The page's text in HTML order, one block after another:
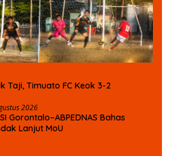
Taji, Timuato FC Keok 3-2
2026
Gorontalo–ABPEDNAS Bahas
Lanjut MoU